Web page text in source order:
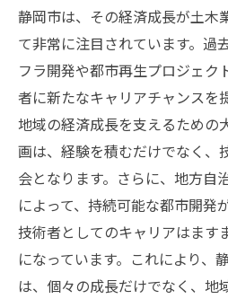
静岡市は、その経済成長が土木
て非常に注目されています。過
フラ開発や都市再生プロジェク
者に新たなキャリアチャンスを
地域の経済成長を支えるための
画は、経験を積むだけでなく、
会となります。さらに、地方自
によって、持続可能な都市開発
技術者としてのキャリアはます
になっています。これにより、
は、個々の成長だけでなく、地